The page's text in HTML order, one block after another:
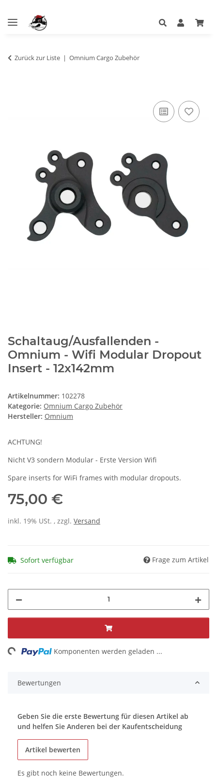
Zurück zur Liste Omnium Cargo Zubehör
Schaltaug/Ausfallenden -
Omnium - Wifi Modular Dropout
Insert - 12x142mm
Artikelnummer: 102278
Kategorie: Omnium Cargo Zubehör
Hersteller: Omnium
ACHTUNG!
Nicht V3 sondern Modular - Erste Version Wifi
Spare inserts for WiFi frames with modular dropouts.
75,00 €
inkl. 19% USt. , zzgl. Versand
Sofort verfügbar Frage zum Artikel
Komponenten werden geladen ...
Bewertungen
Geben Sie die erste Bewertung für diesen Artikel ab
und helfen Sie Anderen bei der Kaufentscheidung
Artikel bewerten
Es gibt noch keine Bewertungen.